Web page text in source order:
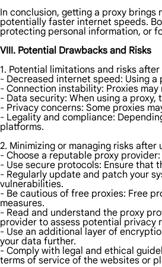
In conclusion, getting a proxy
potentially faster internet speeds.
protecting personal information, or
VIII. Potential Drawbacks and Risks
1. Potential limitations and risks after
- Decreased internet speed: Using
- Connection instability: Proxies
- Data security: When using a
- Privacy concerns: Some proxies
- Legality and compliance:
platforms.
2. Minimizing or managing risks after
- Choose a reputable proxy
- Use secure protocols: Ensure that
- Regularly update and patch your
vulnerabilities.
- Be cautious of free proxies: Free
measures.
- Read and understand the proxy
provider to assess potential privacy
- Use an additional layer of
your data further.
- Comply with legal and ethical
terms of service of the websites or